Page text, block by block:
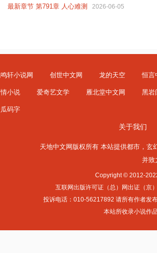
最新章节 第791章 人心难测 2026-06-05
轩小说网 创世中文网 龙的天空 恒言
小说 爱奇艺文学 雁北堂中文网 黑岩
码字
关于我们
天地中文网版权所有 本站提供都市， 玄
并致
Copyright © 2012-
互联网出版许可证（总）网出证（京
投诉电话：010-56217892 请所有作者发
本站所收录小说作